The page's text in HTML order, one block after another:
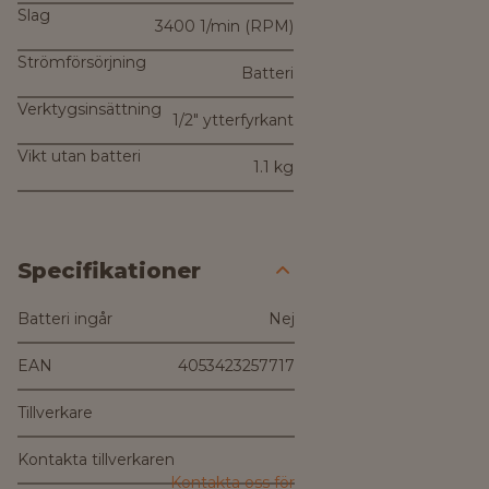
Slag
3400 1/min (RPM)
Strömförsörjning
Batteri
Verktygsinsättning
1/2" ytterfyrkant
Vikt utan batteri
1.1 kg
Specifikationer
Batteri ingår Nej
EAN 4053423257717
Tillverkare
Kontakta tillverkaren
Kontakta oss för